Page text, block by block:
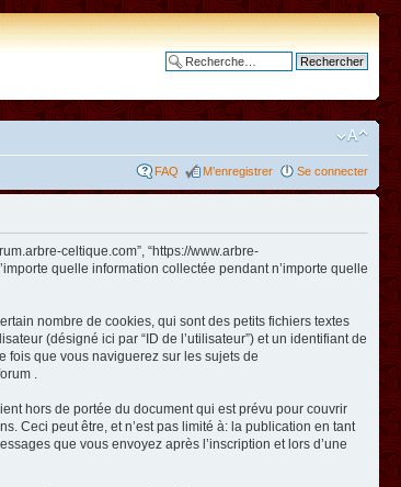
FAQ M’enregistrer Se connecter
celtique.com”, “https://www.arbre-
quelle information collectée pendant n’importe quelle
nombre de cookies, qui sont des petits fichiers textes
(désigné ici par “ID de l’utilisateur”) et un identifiant de
fois que vous naviguerez sur les sujets de
.
hors de portée du document qui est prévu pour couvrir
Ceci peut être, et n’est pas limité à: la publication en tant
que vous envoyez après l’inscription et lors d’une